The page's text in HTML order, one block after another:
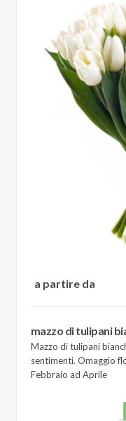
a partire da
mazzo di tulipani
Mazzo di tulipani
sentimenti. Omaggio
Febbraio ad Aprile